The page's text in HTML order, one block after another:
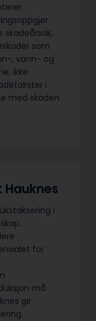
skadeårsak,
som
, vann- og
ikke
i
med skaden
i
for
må
gir